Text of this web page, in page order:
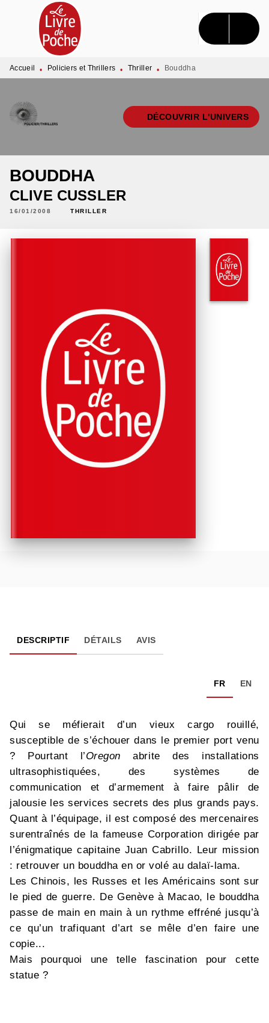
MENU RECHERCHE CONTENU
PIED DE PAGE
Accueil • Policiers et Thrillers • Thriller • Bouddha
DÉCOUVRIR L'UNIVERS
BOUDDHA
CLIVE CUSSLER
16/01/2008 THRILLER
DESCRIPTIF DÉTAILS AVIS
FR EN
Qui se méfierait d’un vieux cargo rouillé,
susceptible de s’échouer dans le premier port venu
? Pourtant l’Oregon abrite des installations
ultrasophistiquées, des systèmes de
communication et d’armement à faire pâlir de
jalousie les services secrets des plus grands pays.
Quant à l’équipage, il est composé des mercenaires
surentraînés de la fameuse Corporation dirigée par
l’énigmatique capitaine Juan Cabrillo. Leur mission
: retrouver un bouddha en or volé au dalaï-lama.
Les Chinois, les Russes et les Américains sont sur
le pied de guerre. De Genève à Macao, le bouddha
passe de main en main à un rythme effréné jusqu’à
ce qu’un trafiquant d’art se mêle d’en faire une
copie...
Mais pourquoi une telle fascination pour cette
statue ?